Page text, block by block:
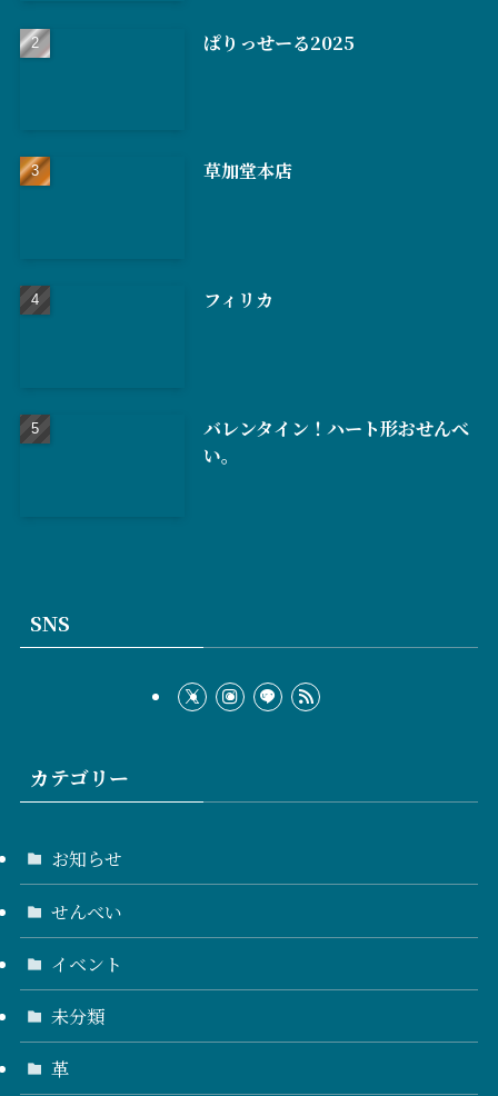
ぱりっせーる2025
草加堂本店
フィリカ
バレンタイン！ハート形おせんべ
い。
SNS
カテゴリー
お知らせ
せんべい
イベント
未分類
革